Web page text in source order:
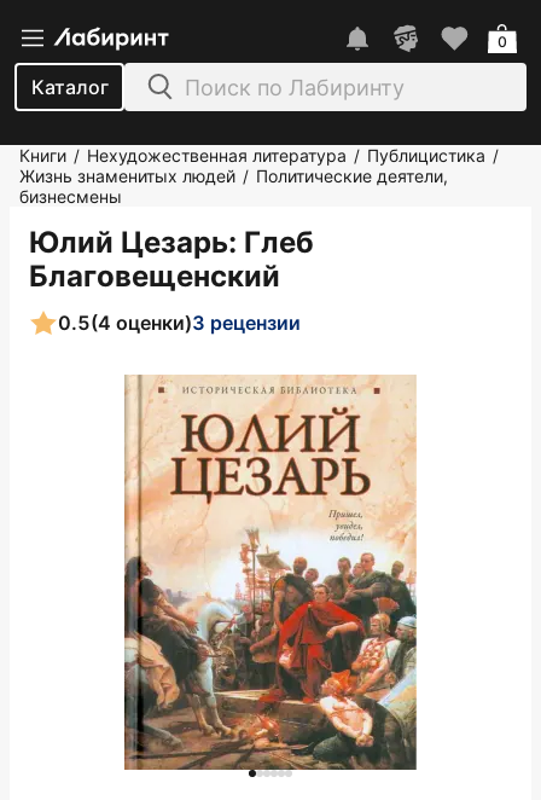
Каталог
0
Книги / Нехудожественная литература / Публицистика /
Жизнь знаменитых людей / Политические деятели,
бизнесмены
Юлий Цезарь: Глеб
Благовещенский
0.5(4 оценки)3 рецензии